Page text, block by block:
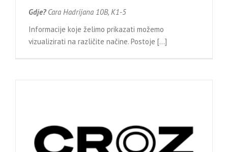
Gdje?Cara Hadrijana 10B, K1-5
Informacije koje želimo prikazati možemo
vizualizirati na različite načine. Postoje […]